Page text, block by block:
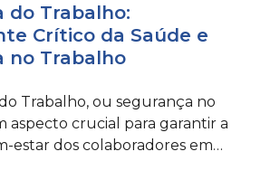
do Trabalho:
Crítico da Saúde e
no Trabalho
Trabalho, ou segurança no
aspecto crucial para garantir a
estar dos colaboradores em